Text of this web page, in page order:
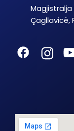
Çagllavicë,